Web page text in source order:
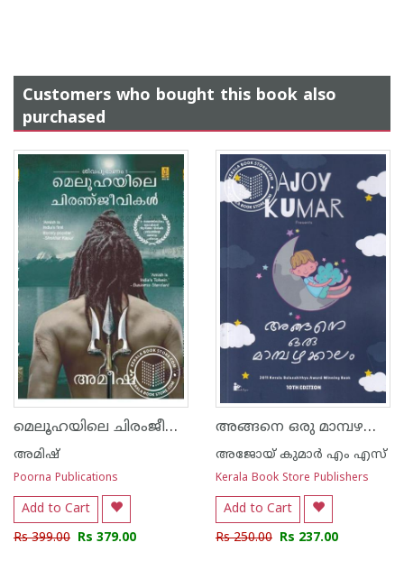
Customers who bought this book also
purchased
മെലൂഹയിലെ ചിരംജീവികള്‍
അമിഷ്
Poorna Publications
Add to Cart
Rs 399.00 Rs 379.00
അങ്ങനെ ഒരു മാമ്പഴക്കാലം
അജോയ് കുമാര്‍ എം എസ്
Kerala Book Store Publishers
Add to Cart
Rs 250.00 Rs 237.00